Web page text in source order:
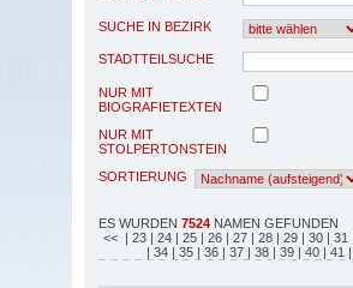
SUCHE IN BEZIRK
STADTTEILSUCHE
NUR MIT
BIOGRAFIETEXTEN
NUR MIT
STOLPERTONSTEIN
SORTIERUNG
ES WURDEN 7524 NAMEN GEFUNDEN
<< | 23 | 24 | 25 | 26 | 27 | 28 | 29 | 30 | 31
| 34 | 35 | 36 | 37 | 38 | 39 | 40 | 41